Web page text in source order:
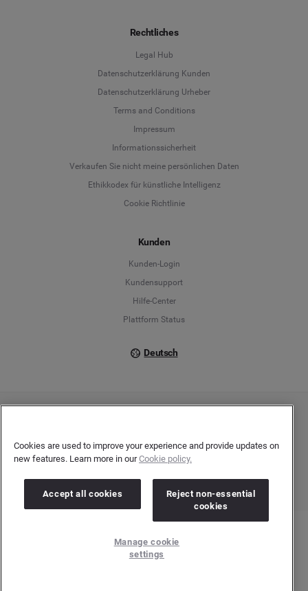
Rechtliches
Legal Hub
Datenschutzerklärung Kunden
Datenschutzerklärung Urheber
Terms and Conditions
Impressum
Informationssicherheit
Verkaufen Sie nicht meine persönlichen Daten
Ethikkodex für künstliche Intelligenz
Cookie Richtlinie
Kunden
Kunden-Login
Kundensupport
Hilfe-Center
Plattform Status
Deutsch
Deutsch
English
Umsatzsteuer-Identifikationsnummer: DE278408482
Cookies are used to improve your experience and provide updates on
new features. Learn more in ourCookie policy.
Accept all cookies
Reject non-essential
cookies
Manage cookie
settings